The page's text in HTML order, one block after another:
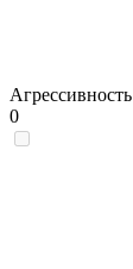
Агрессивность
0